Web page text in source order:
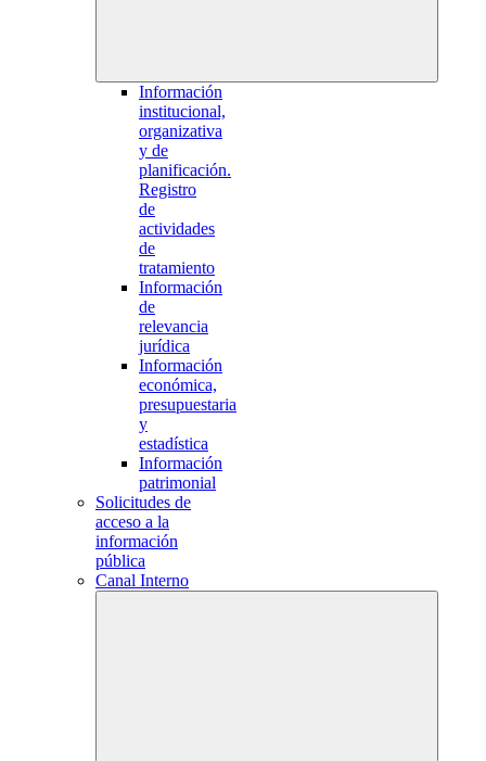
Información
institucional,
organizativa
y de
planificación.
Registro
de
actividades
de
tratamiento
Información
de
relevancia
jurídica
Información
económica,
presupuestaria
y
estadística
Información
patrimonial
Solicitudes de
acceso a la
información
pública
Canal Interno